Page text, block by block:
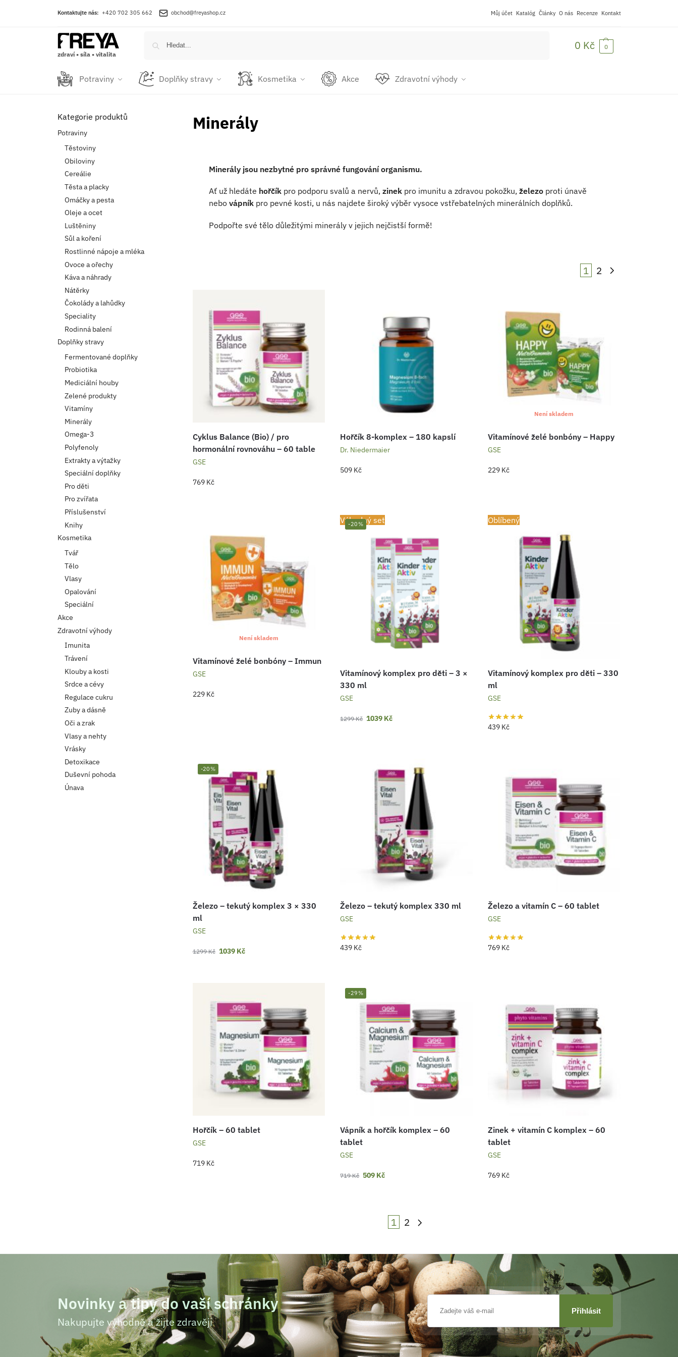
Kontaktujte nás: +420 702 305 662 obchod@freyashop.cz Můj účet Katalóg Články O nás Recenze Kontakt
zdraví • síla • vitalita
0 Kč 0
Potraviny Doplňky stravy Kosmetika Akce Zdravotní výhody
Minerály
Minerály jsou nezbytné pro správné fungování organismu.
Ať už hledáte hořčíkpro podporu svalů a nervů, zinekpro imunitu a zdravou pokožku, železoproti únavě
nebo vápníkpro pevné kosti, u nás najdete široký výběr vysoce vstřebatelných minerálních doplňků.
Podpořte své tělo důležitými minerály v jejich nejčistší formě!
1 2
Cyklus Balance (Bio) / pro
hormonální rovnováhu – 60 table
GSE
769 Kč
Hořčík 8-komplex – 180 kapslí
Dr. Niedermaier
509 Kč
Není skladem
Vitamínové želé bonbóny – Happy
GSE
229 Kč
Není skladem
Vitamínové želé bonbóny – Immun
GSE
229 Kč
-20%
Výhodný set
Vitamínový komplex pro děti – 3 ×
330 ml
GSE
1299Kč 1039 Kč
Oblíbený
Vitamínový komplex pro děti – 330
ml
GSE
439 Kč
-20%
Železo – tekutý komplex 3 × 330
ml
GSE
1299Kč 1039 Kč
Železo – tekutý komplex 330 ml
GSE
439 Kč
Železo a vitamín C – 60 tablet
GSE
769 Kč
Hořčík – 60 tablet
GSE
719 Kč
-29%
Vápník a hořčík komplex – 60
tablet
GSE
719Kč 509 Kč
Zinek + vitamín C komplex – 60
tablet
GSE
769 Kč
1 2
Kategorie produktů
Potraviny
Těstoviny
Obiloviny
Cereálie
Těsta a placky
Omáčky a pesta
Oleje a ocet
Luštěniny
Sůl a koření
Rostlinné nápoje a mléka
Ovoce a ořechy
Káva a náhrady
Nátěrky
Čokolády a lahůdky
Speciality
Rodinná balení
Doplňky stravy
Fermentované doplňky
Probiotika
Mediciální houby
Zelené produkty
Vitamíny
Minerály
Omega-3
Polyfenoly
Extrakty a výtažky
Speciální doplňky
Pro děti
Pro zvířata
Příslušenství
Knihy
Kosmetika
Tvář
Tělo
Vlasy
Opalování
Speciální
Akce
Zdravotní výhody
Imunita
Trávení
Klouby a kosti
Srdce a cévy
Regulace cukru
Zuby a dásně
Oči a zrak
Vlasy a nehty
Vrásky
Detoxikace
Duševní pohoda
Únava
Novinky a tipy do vaší schránky
Nakupujte výhodně a žijte zdravěji